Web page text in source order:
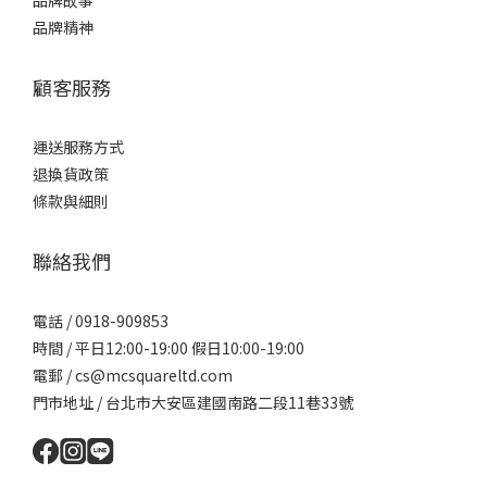
品牌精神
顧客服務
運送服務方式
退換貨政策
條款與細則
聯絡我們
電話 / 0918-909853
時間 / 平日12:00-19:00 假日10:00-19:00
電郵 / cs@mcsquareltd.com
門市地址 / 台北市大安區建國南路二段11巷33號